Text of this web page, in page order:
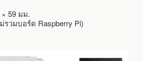
59 มม.
วมบอร์ด Raspberry Pi)